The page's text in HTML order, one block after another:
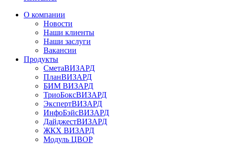
О компании
Новости
Наши клиенты
Наши заслуги
Вакансии
Продукты
СметаВИЗАРД
ПланВИЗАРД
БИМ ВИЗАРД
ТриоБоксВИЗАРД
ЭкспертВИЗАРД
ИнфоБэйсВИЗАРД
ДайджестВИЗАРД
ЖКХ ВИЗАРД
Модуль ЦВОР